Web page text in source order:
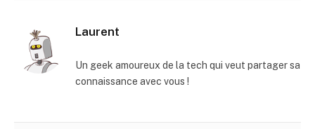
Laurent
Un geek amoureux de la tech qui veut partager sa
connaissance avec vous !